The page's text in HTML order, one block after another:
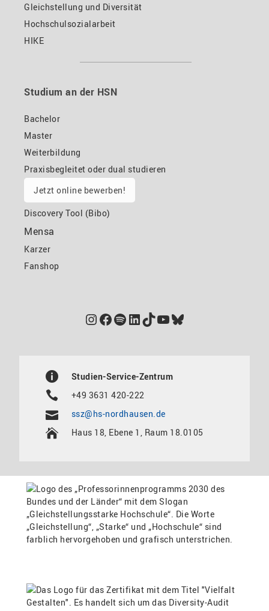
Gleichstellung und Diversität
Hochschulsozialarbeit
HIKE
Studium an der HSN
Bachelor
Master
Weiterbildung
Praxisbegleitet oder dual studieren
Jetzt online bewerben!
Discovery Tool (Bibo)
Mensa
Karzer
Fanshop
Instagram
Facebook
Spotify
LinkedIn
TikTok
YouTube
Bluesky
Studien-Service-Zentrum
+49 3631 420-222
ssz@hs-nordhausen.de
Haus 18, Ebene 1, Raum 18.0105